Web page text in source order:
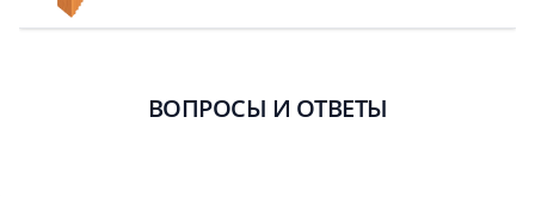
ВОПРОСЫ И ОТВЕТЫ